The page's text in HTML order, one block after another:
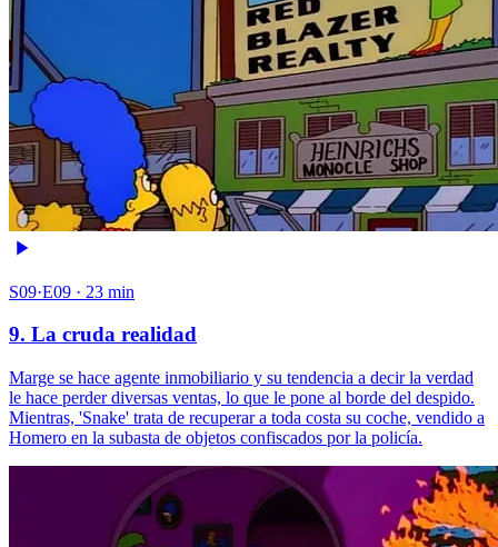
S09·E09 · 23 min
9. La cruda realidad
Marge se hace agente inmobiliario y su tendencia a decir la verdad
le hace perder diversas ventas, lo que le pone al borde del despido.
Mientras, 'Snake' trata de recuperar a toda costa su coche, vendido a
Homero en la subasta de objetos confiscados por la policía.